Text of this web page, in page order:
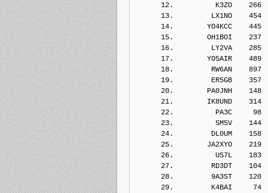
12.          K3ZO    266
13.         LX1NO    454
14.        YO4KCC    445
15.        OH1BOI    237
16.         LY2VA    285
17.        YO5AIR    489
18.         RW6AN    897
19.         ER5GB    357
20.        PA0JNH    148
21.        IK8UND    314
22.          PA3C     98
23.          SM5V    144
24.         DL0UM    158
25.        JA2XYO    219
26.          US7L    183
27.         RD3DT    104
28.         9A3ST    120
29.         K4BAI     74